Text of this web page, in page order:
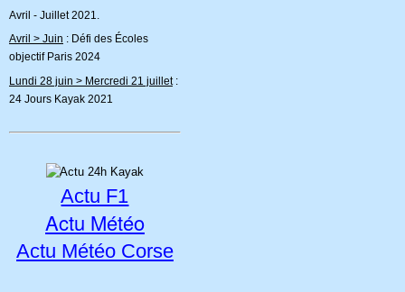
Avril - Juillet 2021.
Avril > Juin : Défi des Écoles
objectif Paris 2024
Lundi 28 juin > Mercredi 21 juillet:
24 Jours Kayak 2021
Actu F1
Actu Météo
Actu Météo Corse